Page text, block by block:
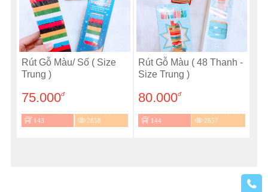
Rút Gỗ Màu/ Số ( Size
Trung )
75.000đ
143 2858
Rút Gỗ Màu ( 48 Thanh -
Size Trung )
80.000đ
144 2657